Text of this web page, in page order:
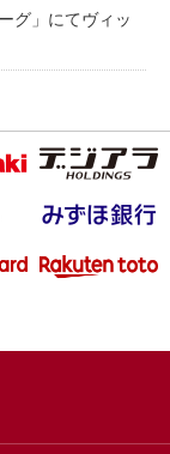
グ」にてヴィッ